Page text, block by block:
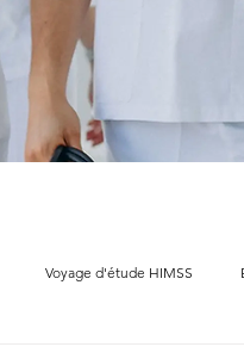
Voyage d'étude HIMSS